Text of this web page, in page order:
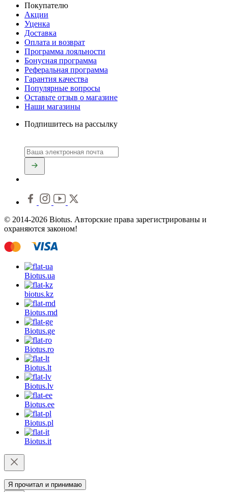
Покупателю
Акции
Уценка
Доставка
Оплата и возврат
Программа лояльности
Бонусная программа
Реферальная программа
Гарантия качества
Популярные вопросы
Оставьте отзыв о магазине
Наши магазины
Подпишитесь на рассылку
© 2014-2026 Biotus. Авторские права зарегистрированы и
охраняются законом!
Biotus.ua
biotus.kz
Biotus.md
Biotus.ge
Biotus.ro
Biotus.lt
Biotus.lv
Biotus.ee
Biotus.pl
Biotus.it
Я прочитал и принимаю